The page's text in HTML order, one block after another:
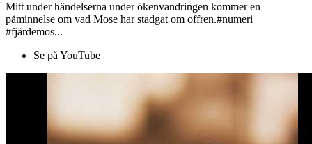
Mitt under händelserna under ökenvandringen kommer en
påminnelse om vad Mose har stadgat om offren.#numeri
#fjärdemos...
Se på YouTube